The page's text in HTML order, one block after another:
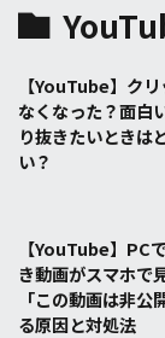
【YouTube】ク
なくなった？面白
り抜きたいときは
い？
【YouTube】PC
き動画がスマホで
「この動画は非公
る原因と対処法